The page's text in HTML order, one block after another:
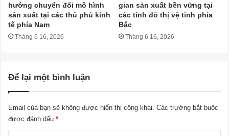
hướng chuyển đổi mô hình
sản xuất tại các thủ phủ kinh
tế phía Nam
Tháng 6 16, 2026
gian sản xuất bền vững tại
các tỉnh đô thị vệ tinh phía
Bắc
Tháng 6 16, 2026
Để lại một bình luận
Email của bạn sẽ không được hiển thị công khai. Các trường bắt buộc
được đánh dấu *